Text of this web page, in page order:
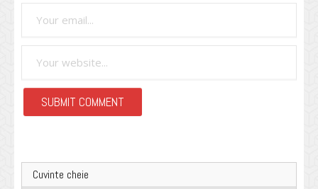
Cuvinte cheie